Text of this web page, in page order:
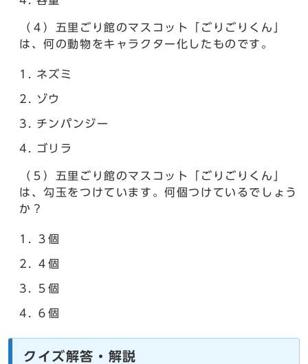
（４）五里ごり館のマスコット「ごりごりくん」
は、何の動物をキャラクター化したものです。
ネズミ
ゾウ
チンパンジー
ゴリラ
（５）五里ごり館のマスコット「ごりごりくん」
は、勾玉をつけています。何個つけているでしょう
か？
３個
４個
５個
６個
クイズ解答・解説